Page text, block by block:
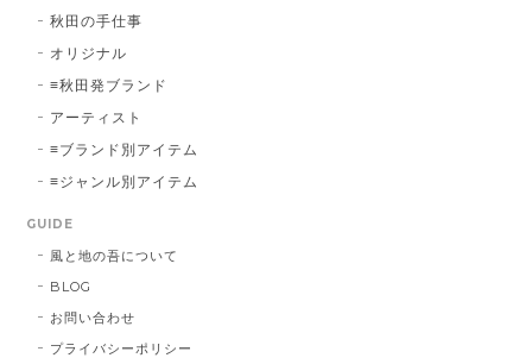
秋田の手仕事
オリジナル
≡秋田発ブランド
アーティスト
≡ブランド別アイテム
≡ジャンル別アイテム
GUIDE
風と地の吾について
BLOG
お問い合わせ
プライバシーポリシー